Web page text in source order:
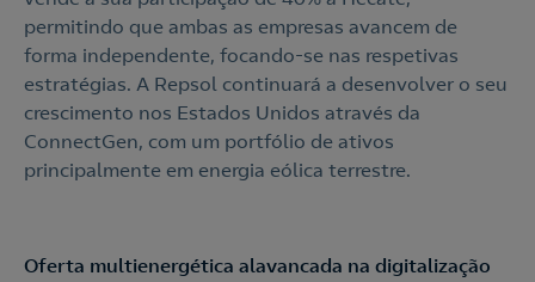
permitindo que ambas as empresas avancem de
forma independente, focando-se nas respetivas
estratégias. A Repsol continuará a desenvolver o seu
crescimento nos Estados Unidos através da
ConnectGen, com um portfólio de ativos
principalmente em energia eólica terrestre.
Oferta multienergética alavancada na digitalização